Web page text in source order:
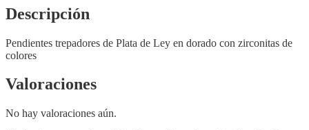
Descripción
Pendientes trepadores de Plata de Ley en dorado con zirconitas de
colores
Valoraciones
No hay valoraciones aún.